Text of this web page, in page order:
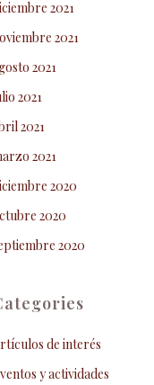
2021
2021
2021
2021
2021
2021
2020
2020
2020
de interés
y actividades